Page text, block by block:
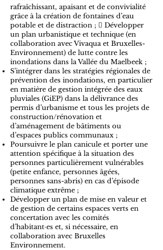
rafraîchissant, apaisant et de convivialité
grâce à la création de fontaines d’eau
potable et de distraction ;  Développer
un plan urbanistique et technique (en
collaboration avec Vivaqua et Bruxelles-
Environnement) de lutte contre les
inondations dans la Vallée du Maelbeek ;
S’intégrer dans les stratégies régionales de
prévention des inondations, en particulier
en matière de gestion intégrée des eaux
pluviales (GiEP) dans la délivrance des
permis d’urbanisme et tous les projets de
construction/rénovation et
d’aménagement de bâtiments ou
d’espaces publics communaux ;
Poursuivre le plan canicule et porter une
attention spécifique à la situation des
personnes particulièrement vulnérables
(petite enfance, personnes âgées,
personnes sans-abris) en cas d’épisode
climatique extrême ;
Développer un plan de mise en valeur et
de gestion de certains espaces verts en
concertation avec les comités
d’habitant·es et, si nécessaire, en
collaboration avec Bruxelles
Environnement.